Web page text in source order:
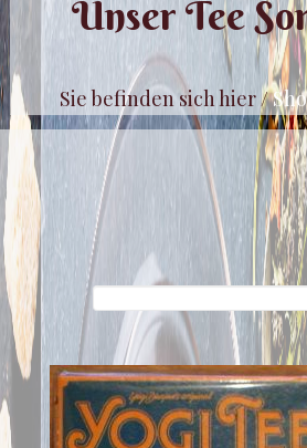
Unser Tee
Sie befinden sich hier /